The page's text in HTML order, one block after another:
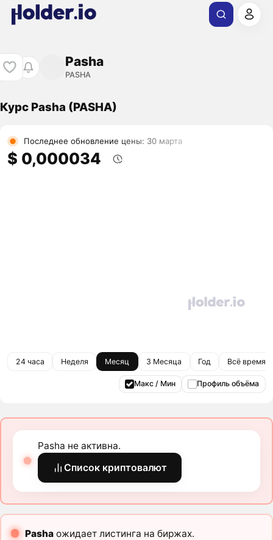
Pasha
PASHA
Курс Pasha (PASHA)
Последнее обновление цены: 30 марта
$ 0,000034
24 часа Неделя Месяц 3 Месяца Год Всё время
Макс / Мин Профиль объёма
Pasha не активна.
Список криптовалют
Pashaожидает листинга на биржах.